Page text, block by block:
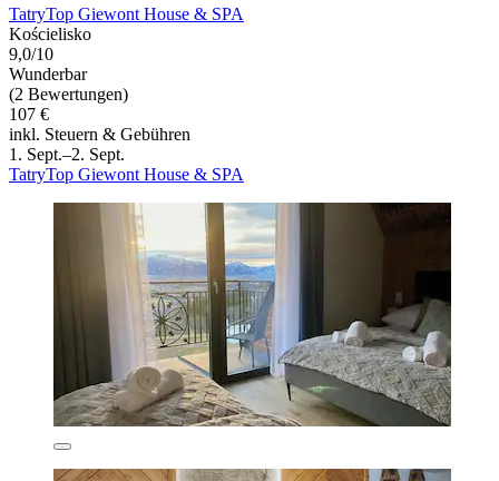
TatryTop Giewont House & SPA
Kościelisko
9,0/10
Wunderbar
(2 Bewertungen)
107 €
inkl. Steuern & Gebühren
1. Sept.–2. Sept.
TatryTop Giewont House & SPA